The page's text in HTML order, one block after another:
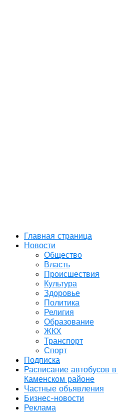
Главная страница
Новости
Общество
Власть
Происшествия
Культура
Здоровье
Политика
Религия
Образование
ЖКХ
Транспорт
Спорт
Подписка
Расписание автобусов
Каменском районе
Частные объявления
Бизнес-новости
Реклама